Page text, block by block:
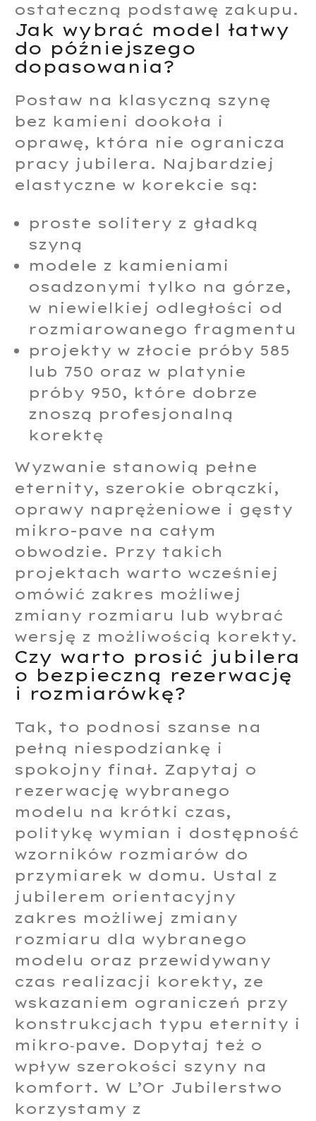
ostateczną podstawę zakupu.
Jak wybrać model łatwy
do późniejszego
dopasowania?
Postaw na klasyczną szynę
bez kamieni dookoła i
oprawę, która nie ogranicza
pracy jubilera. Najbardziej
elastyczne w korekcie są:
proste solitery z gładką
szyną
modele z kamieniami
osadzonymi tylko na górze,
w niewielkiej odległości od
rozmiarowanego fragmentu
projekty w złocie próby 585
lub 750 oraz w platynie
próby 950, które dobrze
znoszą profesjonalną
korektę
Wyzwanie stanowią pełne
eternity, szerokie obrączki,
oprawy naprężeniowe i gęsty
mikro-pave na całym
obwodzie. Przy takich
projektach warto wcześniej
omówić zakres możliwej
zmiany rozmiaru lub wybrać
wersję z możliwością korekty.
Czy warto prosić jubilera
o bezpieczną rezerwację
i rozmiarówkę?
Tak, to podnosi szanse na
pełną niespodziankę i
spokojny finał. Zapytaj o
rezerwację wybranego
modelu na krótki czas,
politykę wymian i dostępność
wzorników rozmiarów do
przymiarek w domu. Ustal z
jubilerem orientacyjny
zakres możliwej zmiany
rozmiaru dla wybranego
modelu oraz przewidywany
czas realizacji korekty, ze
wskazaniem ograniczeń przy
konstrukcjach typu eternity i
mikro‑pave. Dopytaj też o
wpływ szerokości szyny na
komfort. W L’Or Jubilerstwo
korzystamy z